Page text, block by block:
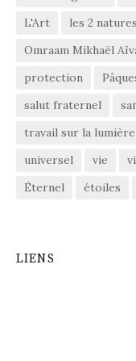
L'Art
les 2 natures
Omraam Mikhaël
protection
salut fraternel
travail sur la lumière
universel
vie
Éternel
étoiles
LIENS